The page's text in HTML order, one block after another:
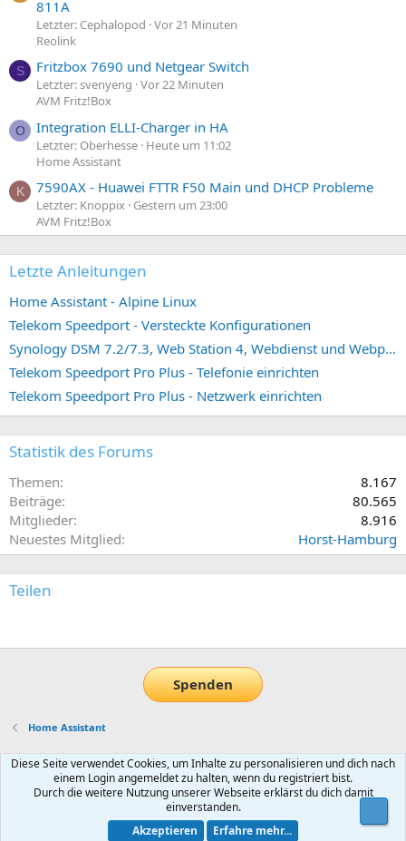
811A
Letzter: Cephalopod Vor 21 Minuten
Reolink
S Fritzbox 7690 und Netgear Switch
Letzter: svenyeng Vor 22 Minuten
AVM Fritz!Box
O Integration ELLI-Charger in HA
Letzter: Oberhesse Heute um 11:02
Home Assistant
K 7590AX - Huawei FTTR F50 Main und DHCP Probleme
Letzter: Knoppix Gestern um 23:00
AVM Fritz!Box
Letzte Anleitungen
Home Assistant - Alpine Linux
Telekom Speedport - Versteckte Konfigurationen
Synology DSM 7.2/7.3, Web Station 4, Webdienst und Webportal erstellen (ehemals vHost)
Telekom Speedport Pro Plus - Telefonie einrichten
Telekom Speedport Pro Plus - Netzwerk einrichten
Statistik des Forums
Themen
8.167
Beiträge
80.565
Mitglieder
8.916
Neuestes Mitglied
Horst-Hamburg
Teilen
Spenden
Home Assistant
Default-Theme
Nutzungsbedingungen
Datenschutz Hilfe und Impressum Start
Diese Seite verwendet Cookies, um Inhalte zu personalisieren und dich nach
einem Login angemeldet zu halten, wenn du registriert bist.
Durch die weitere Nutzung unserer Webseite erklärst du dich damit
einverstanden.
Akzeptieren
Erfahre mehr...